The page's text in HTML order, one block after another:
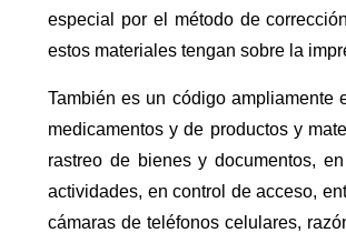
especial por el método de
estos materiales tengan sobre la
También es un código ampliamente
medicamentos y de productos y
rastreo de bienes y documentos,
actividades, en control de acceso,
cámaras de teléfonos celulares,